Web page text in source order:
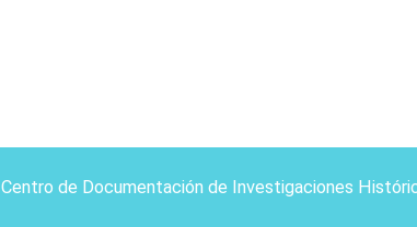
Centro de Documentación de Investigaciones